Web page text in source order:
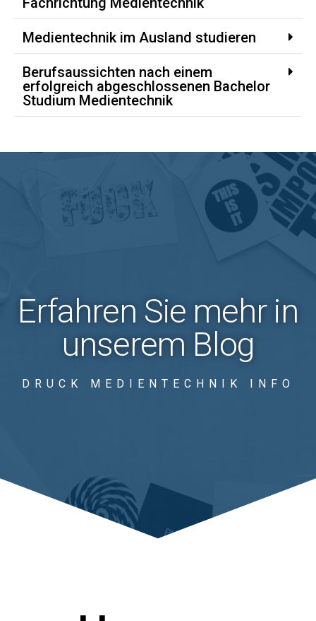
Medientechnik im Ausland studieren
Berufsaussichten nach einem
erfolgreich abgeschlossenen Bachelor
Studium Medientechnik
Erfahren Sie mehr in
unserem Blog
DRUCK MEDIENTECHNIK INFO